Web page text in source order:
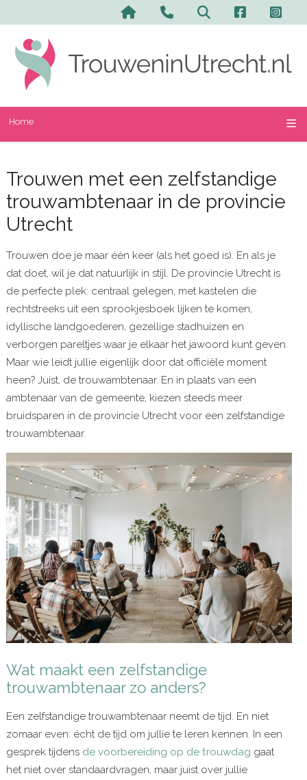
Home
Trouwen met een zelfstandige
trouwambtenaar in de provincie
Utrecht
Trouwen doe je maar één keer (als het goed is). En als je
dat doet, wil je dat natuurlijk in stijl. De provincie Utrecht is
de perfecte plek: centraal gelegen, met kastelen die
rechtstreeks uit een sprookjesboek lijken te komen,
idyllische landgoederen, gezellige stadhuizen en
verborgen pareltjes waar je elkaar het jawoord kunt geven.
Maar wie leidt jullie eigenlijk door dat officiële moment
heen? Juist, de trouwambtenaar. En in plaats van een
ambtenaar van de gemeente, kiezen steeds meer
bruidsparen in de provincie Utrecht voor een zelfstandige
trouwambtenaar.
Wat maakt een zelfstandige
trouwambtenaar zo anders?
Een zelfstandige trouwambtenaar neemt de tijd. En niet
zomaar even: écht de tijd om jullie te leren kennen. In een
gesprek tijdens de voorbereiding op de trouwdag gaat
het niet over standaardvragen, maar juist over jullie